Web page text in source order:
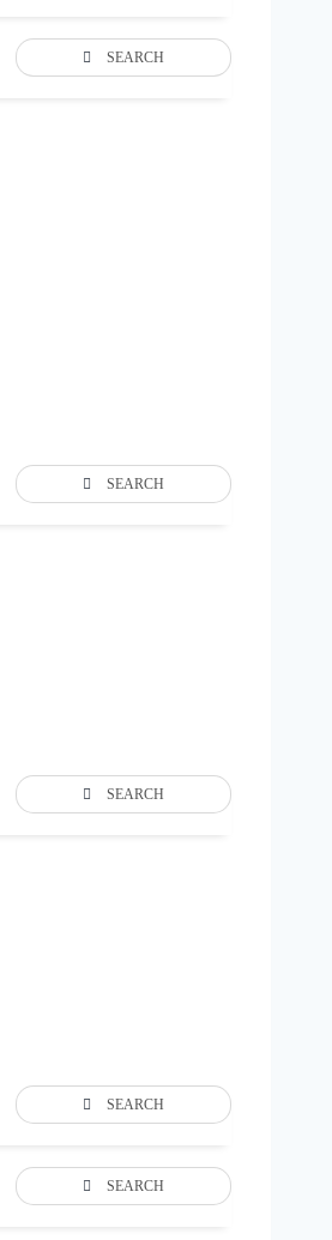
SEARCH
SEARCH
SEARCH
SEARCH
SEARCH